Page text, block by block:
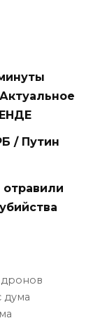
/ Путин
дронов
дума